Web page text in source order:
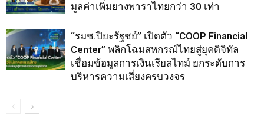
มูลค่าเพิ่มยางพาราไทยกว่า 30 เท่า
“รมช.ปิยะรัฐชย์” เปิดตัว “COOP Financial
Center” พลิกโฉมสหกรณ์ไทยสู่ยุคดิจิทัล
เชื่อมข้อมูลการเงินเรียลไทม์ ยกระดับการ
บริหารความเสี่ยงครบวงจร